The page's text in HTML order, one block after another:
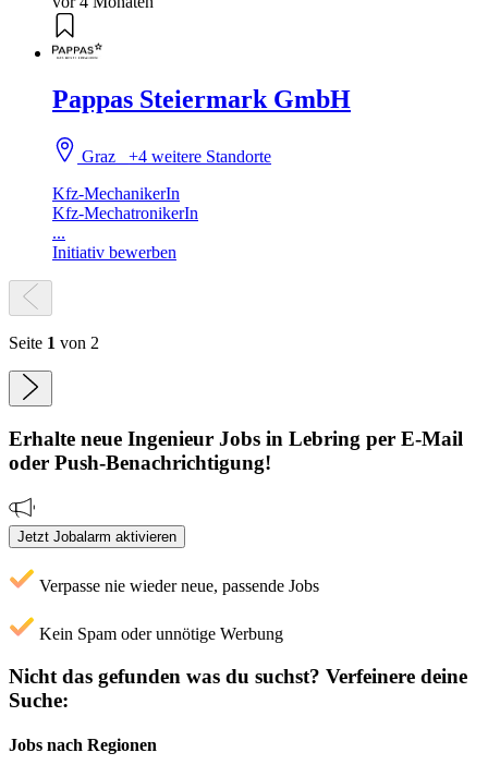
Pappas Steiermark GmbH
Graz+4 weitere Standorte
Kfz-MechanikerIn
Kfz-MechatronikerIn
...
Initiativ bewerben
Seite 1 von 2
Erhalte neue Ingenieur Jobs in Lebring per E-Mail
oder Push-Benachrichtigung!
Jetzt Jobalarm aktivieren
Verpasse nie wieder neue, passende Jobs
Kein Spam oder unnötige Werbung
Nicht das gefunden was du suchst? Verfeinere deine
Suche:
Jobs nach Regionen